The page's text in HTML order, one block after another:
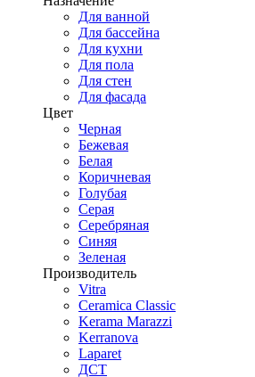
Для ванной
Для бассейна
Для кухни
Для пола
Для стен
Для фасада
Цвет
Черная
Бежевая
Белая
Коричневая
Голубая
Серая
Серебряная
Синяя
Зеленая
Производитель
Vitra
Ceramica Classic
Kerama Marazzi
Kerranova
Laparet
ДСТ